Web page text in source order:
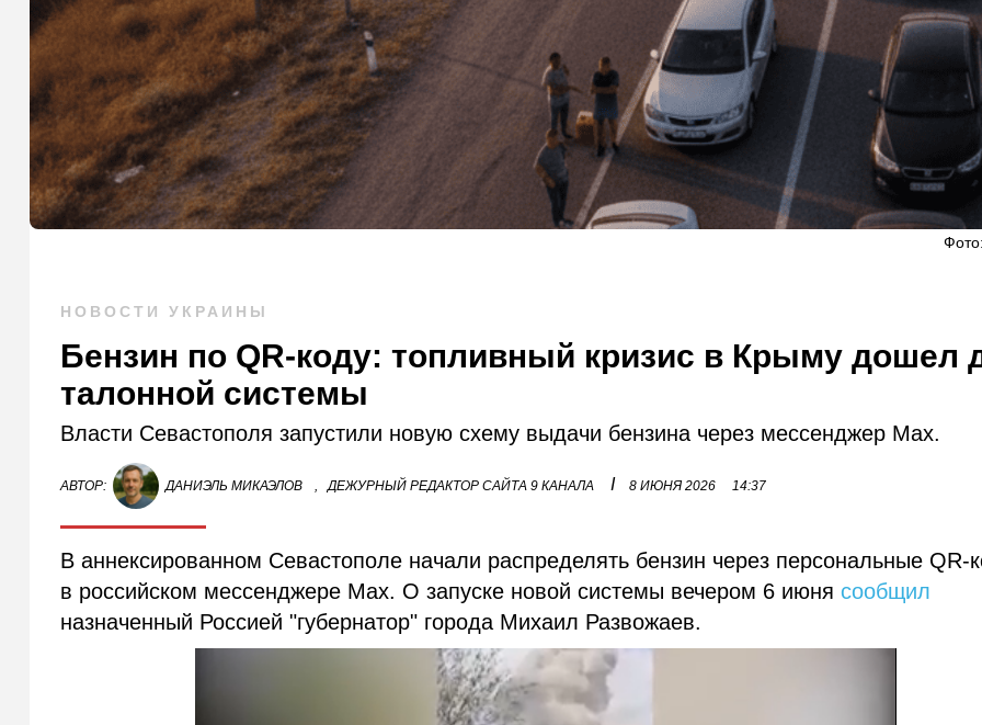
НОВОСТИ УКРАИНЫ
Бензин по QR-коду: топливный кризис в Крыму дошел
талонной системы
Власти Севастополя запустили новую схему выдачи бензина через мессенджер Max.
АВТОР: ДАНИЭЛЬ МИКАЭЛОВ , ДЕЖУРНЫЙ РЕДАКТОР САЙТА 9 КАНАЛА I 8 ИЮНЯ 2026 14:37
В аннексированном Севастополе начали распределять бензин через персональные QR-
в российском мессенджере Max. О запуске новой системы вечером 6 июнясообщил
назначенный Россией "губернатор" города Михаил Развожаев.